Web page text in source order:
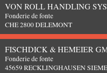
VON ROLL HANDLING
Fonderie de fonte
CHE 2800 DELEMONT
FISCHDICK & HEMEIER
Fonderie de fonte
45659 RECKLINGHAUSEN